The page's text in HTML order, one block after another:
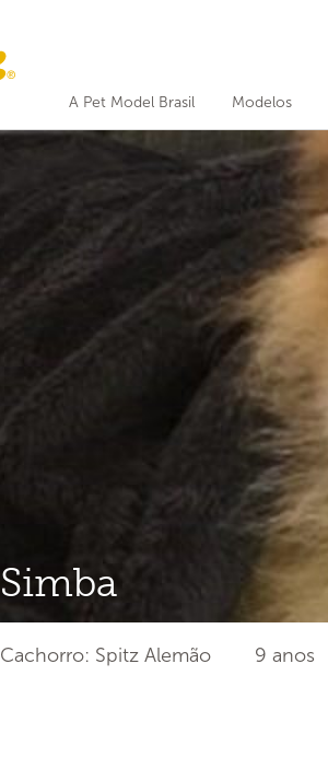
A Pet Model Brasil Modelos
Simba
Cachorro: Spitz Alemão 9 anos